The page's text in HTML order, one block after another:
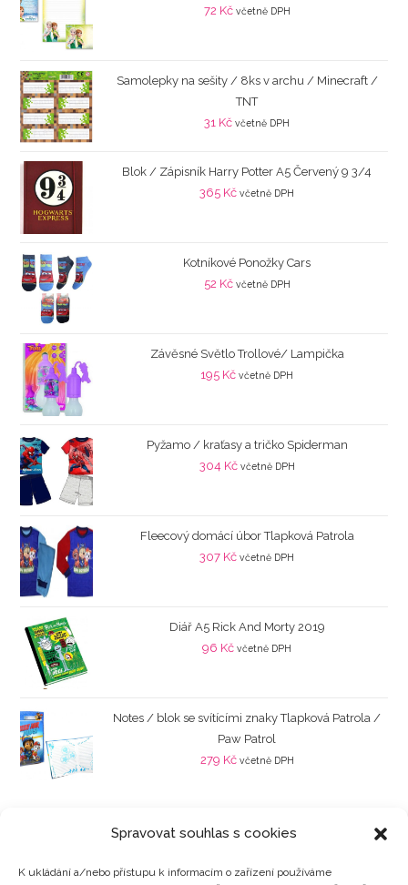
Spravovat souhlas s cookies
K ukládání a/nebo přístupu k informacím o zařízení používáme
72 Kč včetně DPH
Samolepky na sešity / 8ks v archu / Minecraft /
TNT
31 Kč včetně DPH
Blok / Zápisník Harry Potter A5 Červený 9 3/4
365 Kč včetně DPH
Kotníkové Ponožky Cars
52 Kč včetně DPH
Závěsné Světlo Trollové/ Lampička
195 Kč včetně DPH
Pyžamo / kraťasy a tričko Spiderman
304 Kč včetně DPH
Fleecový domácí úbor Tlapková Patrola
307 Kč včetně DPH
Diář A5 Rick And Morty 2019
96 Kč včetně DPH
Notes / blok se svítícími znaky Tlapková Patrola /
Paw Patrol
279 Kč včetně DPH